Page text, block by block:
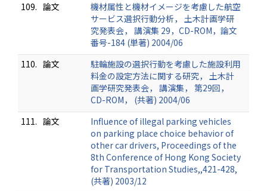
109. 論文
機材属性と機材イメージを考慮した航空
サービス選択行動分析， 土木計画学研
究発表会， 講演集 29，CD-ROM，論文
番号-184 (単著) 2004/06
110. 論文
駐輪施設の選択行動を考慮した施設利用
料金の設定方法に関する研究， 土木計
画学研究発表会， 講演集， 第29回，
CD-ROM， (共著) 2004/06
111. 論文
Influence of illegal parking vehicles
on parking place choice behavior of
other car drivers, Proceedings of the
8th Conference of Hong Kong Society
for Transportation Studies,,421-428,
(共著) 2003/12